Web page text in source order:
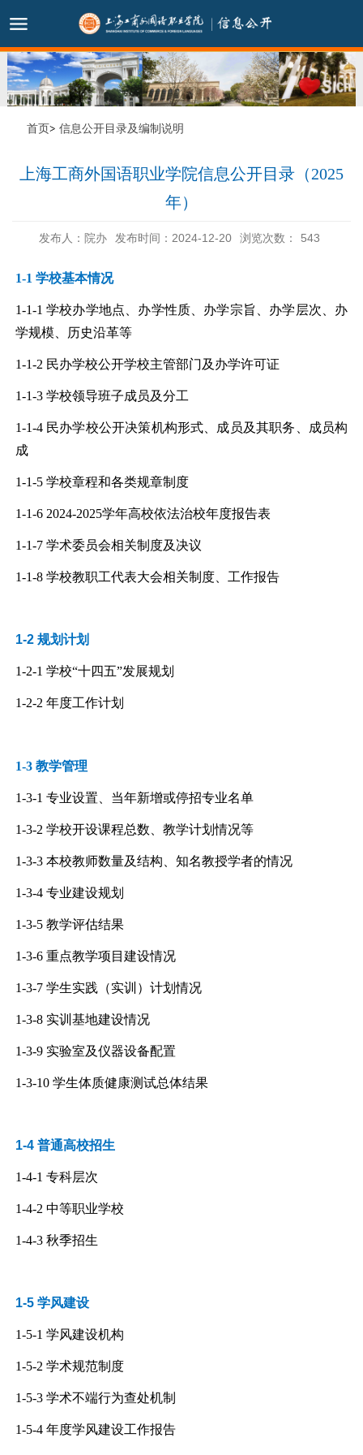
首页 信息公开目录及编制说明
上海工商外国语职业学院信息公开目录（2025
年）
发布人：院办 发布时间：2024-12-20 浏览次数： 543
1-1 学校基本情况
1-1-1学校办学地点、办学性质、办学宗旨、办学层次、办
学规模、历史沿革等
1-1-2 民办学校公开学校主管部门及办学许可证
1-1-3 学校领导班子成员及分工
1-1-4 民办学校公开决策机构形式、成员及其职务、成员构
成
1-1-5 学校章程和各类规章制度
1-1-6 2024-2025学年高校依法治校年度报告表
1-1-7 学术委员会相关制度及决议
1-1-8 学校教职工代表大会相关制度、工作报告
1-2 规划计划
1-2-1 学校“十四五”发展规划
1-2-2 年度工作计划
1-3 教学管理
1-3-1 专业设置、当年新增或停招专业名单
1-3-2 学校开设课程总数、教学计划情况等
1-3-3 本校教师数量及结构、知名教授学者的情况
1-3-4 专业建设规划
1-3-5 教学评估结果
1-3-6 重点教学项目建设情况
1-3-7 学生实践（实训）计划情况
1-3-8 实训基地建设情况
1-3-9 实验室及仪器设备配置
1-3-10 学生体质健康测试总体结果
1-4 普通高校招生
1-4-1 专科层次
1-4-2 中等职业学校
1-4-3 秋季招生
1-5 学风建设
1-5-1 学风建设机构
1-5-2 学术规范制度
1-5-3 学术不端行为查处机制
1-5-4 年度学风建设工作报告